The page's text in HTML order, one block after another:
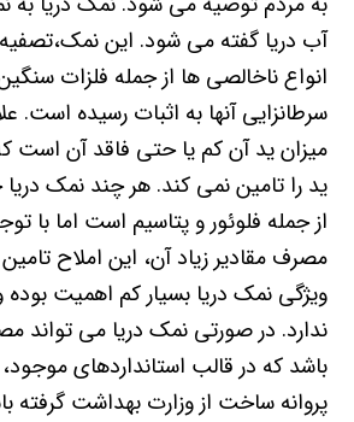
آب دریا گفته می شود. این
انواع ناخالصی ها از جمله فلزات
سرطانزایی آنها به اثبات رسیده است.
میزان ید آن کم یا حتی فاقد آن است که
ید را تامین نمی کند. هر چند نمک
از جمله فلوئور و پتاسیم است اما با
مصرف مقادیر زیاد آن، این املاح
ویژگی نمک دریا بسیار کم اهمیت بوده
ندارد. در صورتی نمک دریا می تواند
باشد که در قالب استانداردهای
پروانه ساخت از وزارت بهداشت گرفته